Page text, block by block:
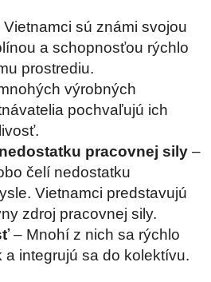
Vietnamci sú známi svojou
a schopnosťou rýchlo
prostrediu.
výrobných
pochvaľujú ich
pracovnej sily –
čelí nedostatku
Vietnamci predstavujú
zdroj pracovnej sily.
– Mnohí z nich sa rýchlo
integrujú sa do kolektívu.